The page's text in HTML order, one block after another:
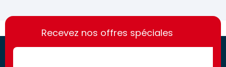
https://france-
access.fr
https://france-
access.fr
Recevez nos offres spéciales